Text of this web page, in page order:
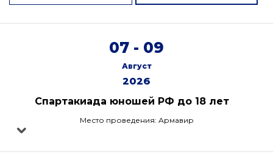
07 - 09
Август
2026
Спартакиада юношей РФ до 18 лет
Место проведения: Армавир